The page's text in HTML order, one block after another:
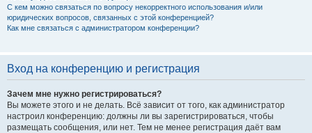
С кем можно связаться по вопросу некорректного использования и/или
юридических вопросов, связанных с этой конференцией?
Как мне связаться с администратором конференции?
Вход на конференцию и регистрация
Зачем мне нужно регистрироваться?
Вы можете этого и не делать. Всё зависит от того, как администратор
настроил конференцию: должны ли вы зарегистрироваться, чтобы
размещать сообщения, или нет. Тем не менее регистрация даёт вам